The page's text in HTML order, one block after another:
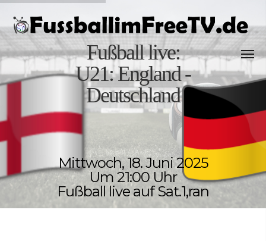
Fußball live:
U21: England -
Deutschland
Mittwoch, 18. Juni 2025
Um 21:00 Uhr
Fußball live auf Sat.1,ran